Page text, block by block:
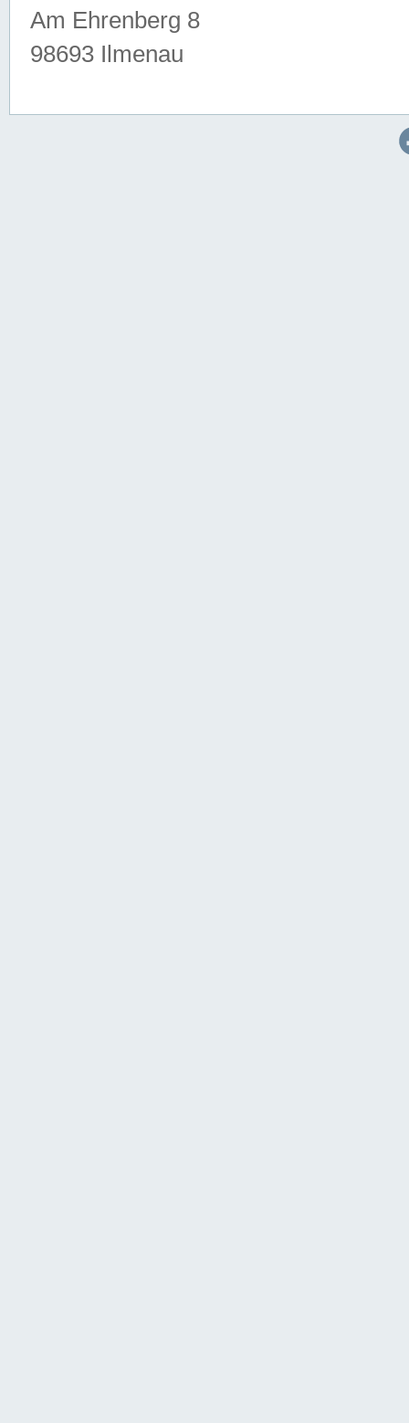
Am Ehrenberg 8
98693 Ilmenau